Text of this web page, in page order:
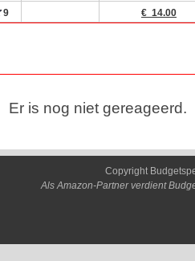
9 € 14.00
Er is nog niet gereageerd.
Copyright
Als Amazon-Partner verdient